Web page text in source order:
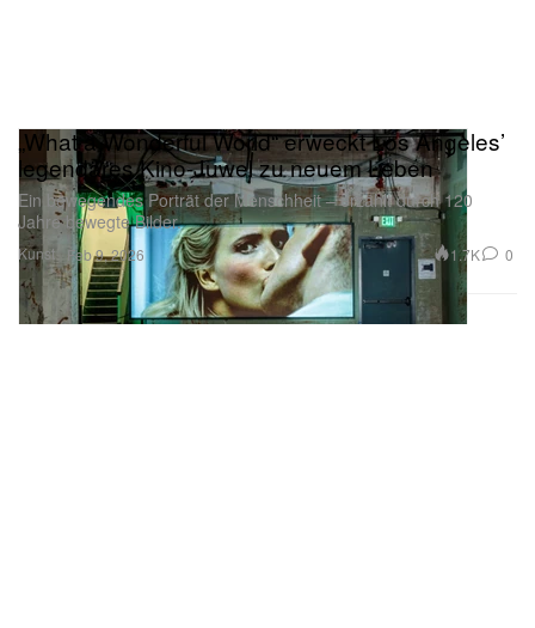
Kunst
„What a Wonderful World“ erweckt Los Angeles’
legendäres Kino-Juwel zu neuem Leben
Ein bewegendes Porträt der Menschheit – erzählt durch 120
Jahre bewegte Bilder.
Feb 9, 2026 1.7K 0